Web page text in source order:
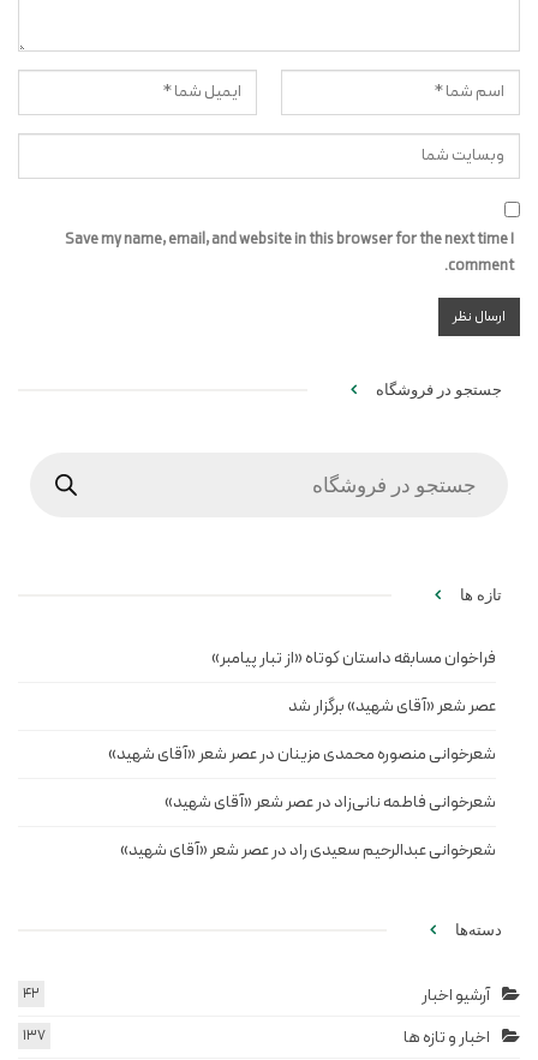
Save my name, email, and website in this browser for the next time I
comment.
جستجو در فروشگاه
تازه ها
فراخوان مسابقه داستان کوتاه «از تبار پیامبر»
عصر شعر «آقای شهید» برگزار شد
شعرخوانی منصوره محمدی مزینان در عصر شعر «آقای شهید»
شعرخوانی فاطمه نانی‌زاد در عصر شعر «آقای شهید»
شعرخوانی عبدالرحیم سعیدی راد در عصر شعر «آقای شهید»
دسته‌ها
آرشیو اخبار 42
اخبار و تازه ها 137